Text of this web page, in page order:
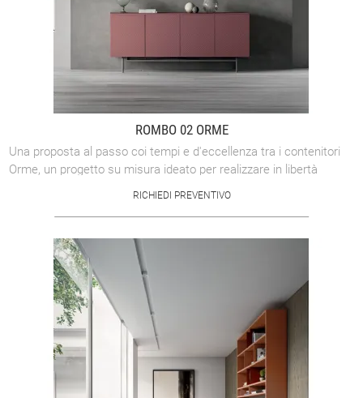
ROMBO 02 ORME
Una proposta al passo coi tempi e d'eccellenza tra i contenitori
Orme, un progetto su misura ideato per realizzare in libertà
RICHIEDI PREVENTIVO